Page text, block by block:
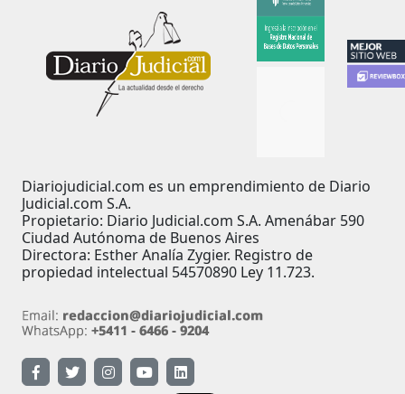
Diariojudicial.com es un emprendimiento de Diario
Judicial.com S.A.
Propietario: Diario Judicial.com S.A. Amenábar 590
Ciudad Autónoma de Buenos Aires
Directora: Esther Analía Zygier. Registro de
propiedad intelectual 54570890 Ley 11.723.